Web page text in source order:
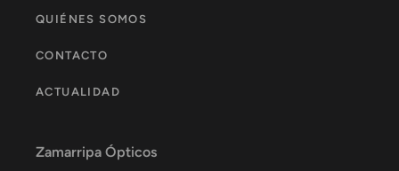
QUIÉNES SOMOS
CONTACTO
ACTUALIDAD
Zamarripa Ópticos